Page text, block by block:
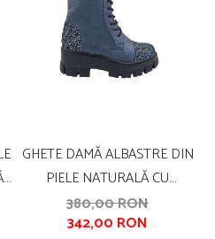
GHETE DAMĂ ALBASTRE DIN
PIELE NATURALĂ CU
IMPRIMEU FLORAL ȘI TALPĂ
UȘOARĂ CU CRAMPOANE
380,00 RON
342,00 RON